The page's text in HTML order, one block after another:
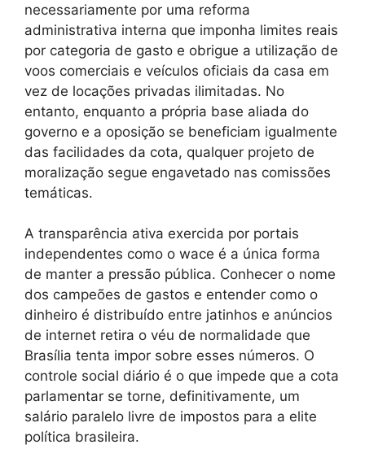
necessariamente por uma reforma
administrativa interna que imponha limites reais
por categoria de gasto e obrigue a utilização de
voos comerciais e veículos oficiais da casa em
vez de locações privadas ilimitadas. No
entanto, enquanto a própria base aliada do
governo e a oposição se beneficiam igualmente
das facilidades da cota, qualquer projeto de
moralização segue engavetado nas comissões
temáticas.
A transparência ativa exercida por portais
independentes como o wace é a única forma
de manter a pressão pública. Conhecer o nome
dos campeões de gastos e entender como o
dinheiro é distribuído entre jatinhos e anúncios
de internet retira o véu de normalidade que
Brasília tenta impor sobre esses números. O
controle social diário é o que impede que a cota
parlamentar se torne, definitivamente, um
salário paralelo livre de impostos para a elite
política brasileira.